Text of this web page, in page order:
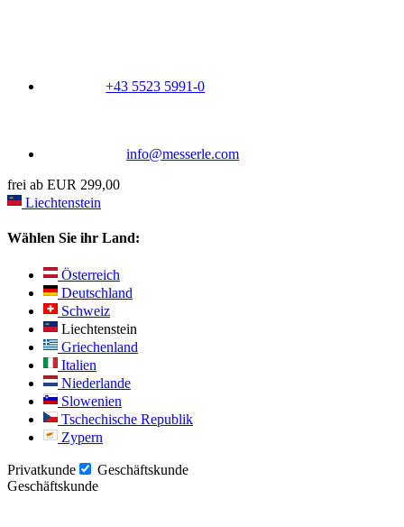
+43 5523 5991-0
info@messerle.com
frei ab EUR 299,00
Liechtenstein
Wählen Sie ihr Land:
Österreich
Deutschland
Schweiz
Liechtenstein
Griechenland
Italien
Niederlande
Slowenien
Tschechische Republik
Zypern
Privatkunde
Geschäftskunde
Geschäftskunde